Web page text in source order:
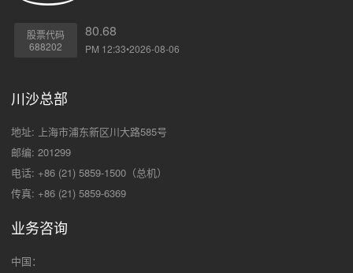
股票代码
688202
80.68
PM 12:33•2026-08-06
川沙总部
地址: 上海市浦东新区川大路585号
邮编: 201299
电话: +86 (21) 5859-1500（总机）
传真: +86 (21) 5859-6369
业务咨询
中国：